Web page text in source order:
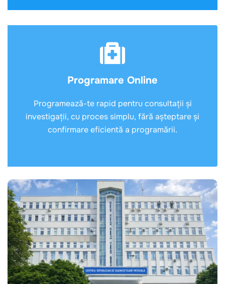
Programare Online
Programează-te rapid pentru consultații și
investigații, cu proces simplu, fără așteptare și
confirmare eficientă a programării.